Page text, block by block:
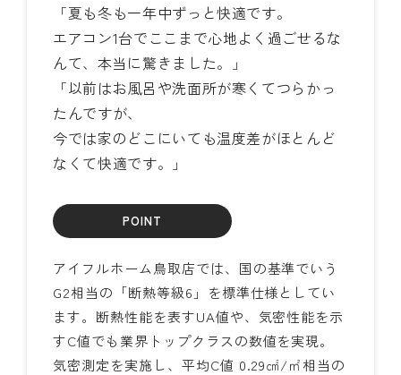
「夏も冬も一年中ずっと快適です。
エアコン1台でここまで心地よく過ごせるな
んて、本当に驚きました。」
「以前はお風呂や洗面所が寒くてつらかっ
たんですが、
今では家のどこにいても温度差がほとんど
なくて快適です。」
POINT
アイフルホーム鳥取店では、国の基準でいう
G2相当の「断熱等級6」を標準仕様としてい
ます。断熱性能を表すUA値や、気密性能を示
すC値でも業界トップクラスの数値を実現。
気密測定を実施し、平均C値 0.29㎠/㎡相当の